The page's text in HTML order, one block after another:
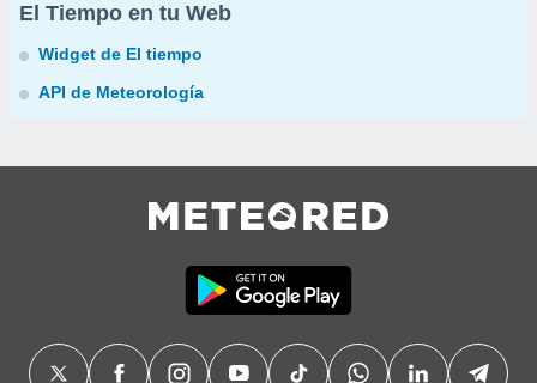
El Tiempo en tu Web
Widget de El tiempo
API de Meteorología